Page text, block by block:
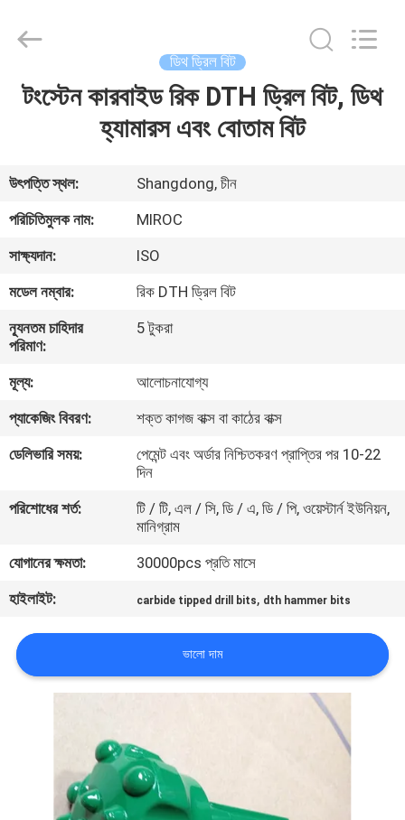
বাড়ি
আমাদের
সম্পর্কে
কারখানা
ভ্রমণ
মান
নিয়ন্ত্রণ
করুন
উদ্ধৃতির
জন্য
আবেদন
PRIVACY
Reserved.
ডিথ ড্রিল বিট
টংস্টেন কারবাইড রিক DTH ড্রিল বিট, ডিথ
হ্যামারস এবং বোতাম বিট
উৎপত্তি স্থল:
Shangdong, চীন
পরিচিতিমুলক নাম:
MIROC
সাক্ষ্যদান:
ISO
মডেল নম্বার:
রিক DTH ড্রিল বিট
ন্যূনতম চাহিদার
পরিমাণ:
5 টুকরা
মূল্য:
আলোচনাযোগ্য
প্যাকেজিং বিবরণ:
শক্ত কাগজ বাক্স বা কাঠের বাক্স
ডেলিভারি সময়:
পেমেন্ট এবং অর্ডার নিশ্চিতকরণ প্রাপ্তির পর 10-22
দিন
পরিশোধের শর্ত:
টি / টি, এল / সি, ডি / এ, ডি / পি, ওয়েস্টার্ন ইউনিয়ন,
মানিগ্রাম
যোগানের ক্ষমতা:
30000pcs প্রতি মাসে
হাইলাইট:
carbide tipped drill bits, dth hammer bits
ভালো দাম